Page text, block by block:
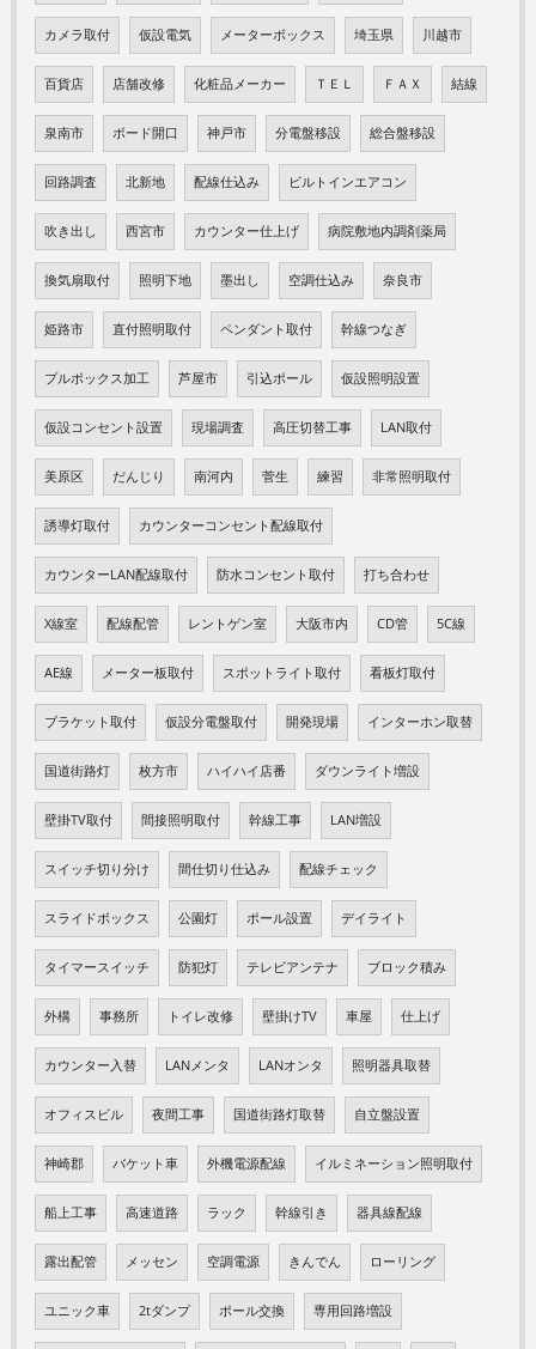
カメラ取付 仮設電気 メーターボックス 埼玉県 川越市
百貨店 店舗改修 化粧品メーカー ＴＥＬ ＦＡＸ 結線
泉南市 ボード開口 神戸市 分電盤移設 総合盤移設
回路調査 北新地 配線仕込み ビルトインエアコン
吹き出し 西宮市 カウンター仕上げ 病院敷地内調剤薬局
換気扇取付 照明下地 墨出し 空調仕込み 奈良市
姫路市 直付照明取付 ペンダント取付 幹線つなぎ
プルボックス加工 芦屋市 引込ポール 仮設照明設置
仮設コンセント設置 現場調査 高圧切替工事 LAN取付
美原区 だんじり 南河内 菅生 練習 非常照明取付
誘導灯取付 カウンターコンセント配線取付
カウンターLAN配線取付 防水コンセント取付 打ち合わせ
X線室 配線配管 レントゲン室 大阪市内 CD管 5C線
AE線 メーター板取付 スポットライト取付 看板灯取付
ブラケット取付 仮設分電盤取付 開発現場 インターホン取替
国道街路灯 枚方市 ハイハイ店番 ダウンライト増設
壁掛TV取付 間接照明取付 幹線工事 LAN増設
スイッチ切り分け 間仕切り仕込み 配線チェック
スライドボックス 公園灯 ポール設置 デイライト
タイマースイッチ 防犯灯 テレビアンテナ ブロック積み
外構 事務所 トイレ改修 壁掛けTV 車屋 仕上げ
カウンター入替 LANメンタ LANオンタ 照明器具取替
オフィスビル 夜間工事 国道街路灯取替 自立盤設置
神崎郡 バケット車 外機電源配線 イルミネーション照明取付
船上工事 高速道路 ラック 幹線引き 器具線配線
露出配管 メッセン 空調電源 きんでん ローリング
ユニック車 2tダンプ ポール交換 専用回路増設